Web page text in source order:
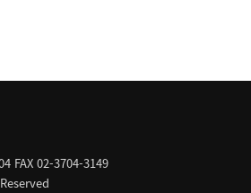
FAX 02-3704-3149